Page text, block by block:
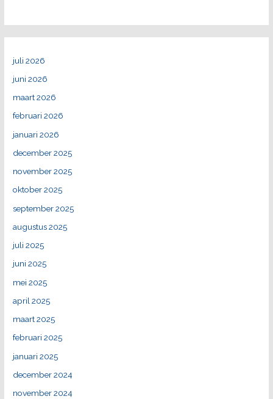
juli 2026
juni 2026
maart 2026
februari 2026
januari 2026
december 2025
november 2025
oktober 2025
september 2025
augustus 2025
juli 2025
juni 2025
mei 2025
april 2025
maart 2025
februari 2025
januari 2025
december 2024
november 2024